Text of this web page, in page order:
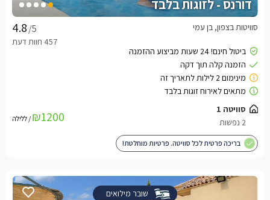
דורנס - לזוגות בלבד
/5 סוויטות בצפון, בן עמי
₪1200 / ללילה
בריכה פרטית לכל סוויטה. פרטיות מוחלטת!
שובר מילואים